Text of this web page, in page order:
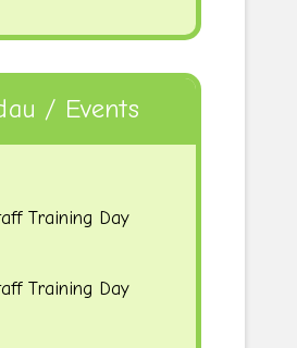
/ Events
Training Day
Training Day